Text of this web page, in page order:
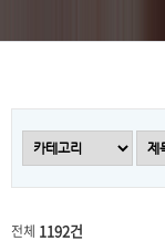
전체 1192건